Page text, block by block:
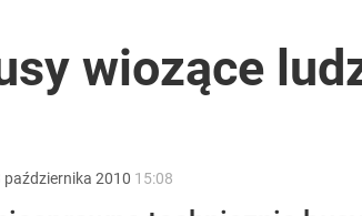
CPN
wiozące
października 2010 15:08